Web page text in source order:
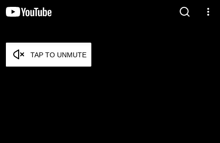
TAP TO UNMUTE